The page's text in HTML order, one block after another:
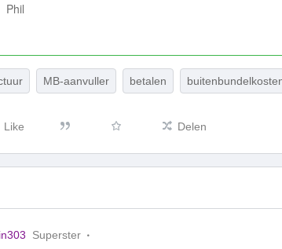
Phil
MB-aanvuller betalen
Like Delen
Superster